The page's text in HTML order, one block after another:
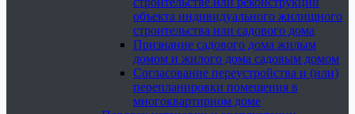
объекта индивидуального жилищного
строительства или садового дома
Признание садового дома жилым
домом и жилого дома садовым домом
Согласование переустройства и (или)
перепланировки помещения в
многоквартирном доме